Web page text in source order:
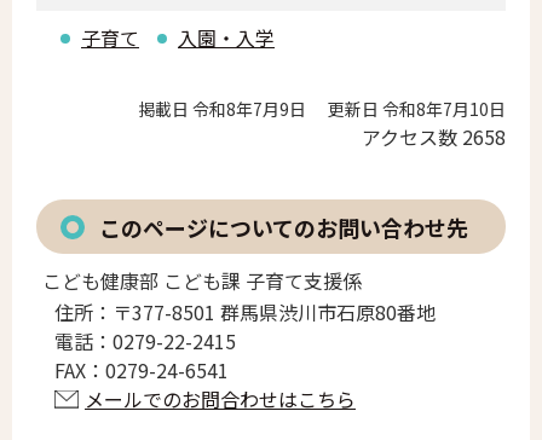
子育て
入園・入学
掲載日 令和8年7月9日 更新日 令和8年7月10日
アクセス数 2658
このページについてのお問い合わせ先
こども健康部 こども課 子育て支援係
住所： 〒377-8501 群馬県渋川市石原80番地
電話： 0279-22-2415
FAX： 0279-24-6541
メールでのお問合わせはこちら